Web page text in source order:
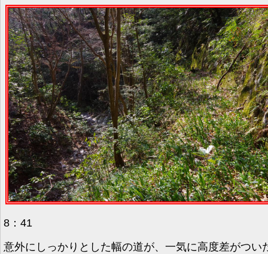
8：41
意外にしっかりとした幅の道が、一気に高度差がつい